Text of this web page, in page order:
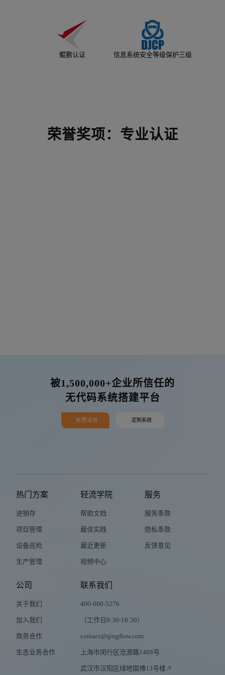
鲲鹏认证 信息系统安全等级保护三级
荣誉奖项：专业认证
被1,500,000+企业所信任的
无代码系统搭建平台
免费试用 定制系统
热门方案
进销存
项目管理
设备巡检
生产管理
轻流学院
帮助文档
最佳实践
最近更新
视频中心
服务
服务条款
隐私条款
反馈意见
公司
关于我们
加入我们
商务合作
生态业务合作
联系我们
400-000-5276
（工作日9:30-18:30）
contact@qingflow.com
上海市闵行区沧源路1488号
武汉市汉阳区绿地国博13号楼